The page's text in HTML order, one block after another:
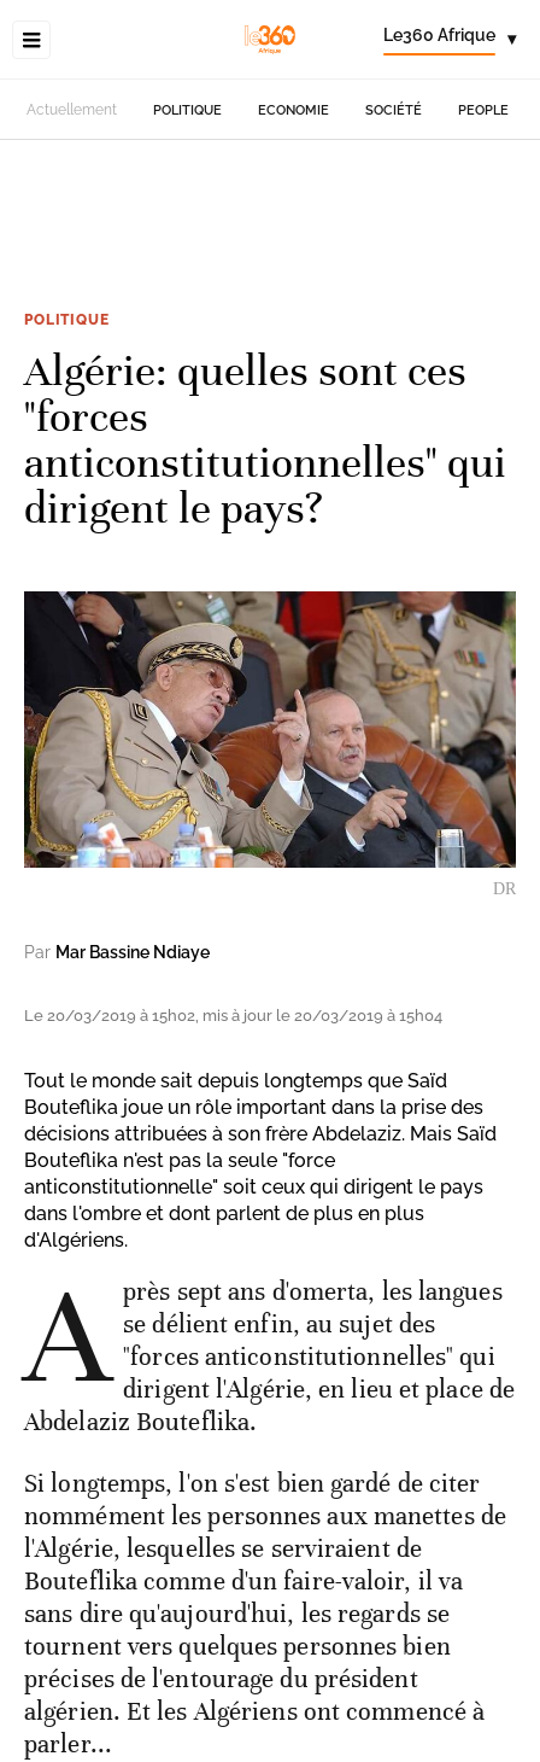
Le360 Afrique ▾
Actuellement POLITIQUE ECONOMIE SOCIÉTÉ PEOPLE
POLITIQUE
Algérie: quelles sont ces
"forces
anticonstitutionnelles" qui
dirigent le pays?
DR
Par Mar Bassine Ndiaye
Le 20/03/2019 à 15h02, mis à jour le 20/03/2019 à 15h04
Tout le monde sait depuis longtemps que Saïd
Bouteflika joue un rôle important dans la prise des
décisions attribuées à son frère Abdelaziz. Mais Saïd
Bouteflika n'est pas la seule "force
anticonstitutionnelle" soit ceux qui dirigent le pays
dans l'ombre et dont parlent de plus en plus
d'Algériens.
A près sept ans d'omerta, les langues
se délient enfin, au sujet des
"forces anticonstitutionnelles" qui
dirigent l'Algérie, en lieu et place de
Abdelaziz Bouteflika.
Si longtemps, l'on s'est bien gardé de citer
nommément les personnes aux manettes de
l'Algérie, lesquelles se serviraient de
Bouteflika comme d'un faire-valoir, il va
sans dire qu'aujourd'hui, les regards se
tournent vers quelques personnes bien
précises de l'entourage du président
algérien. Et les Algériens ont commencé à
parler...